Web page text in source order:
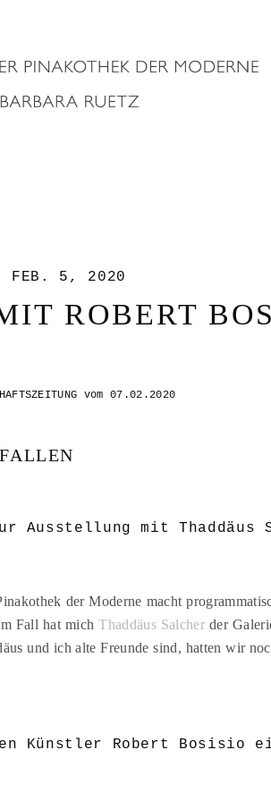
FEB. 5, 2020
ROBERT
vom 07.02.2020
Ausstellung mit Thaddäus
der Moderne macht
Fall hat michThaddäus Salcher der
und ich alte Freunde sind, hatten wir
Künstler Robert Bosisio